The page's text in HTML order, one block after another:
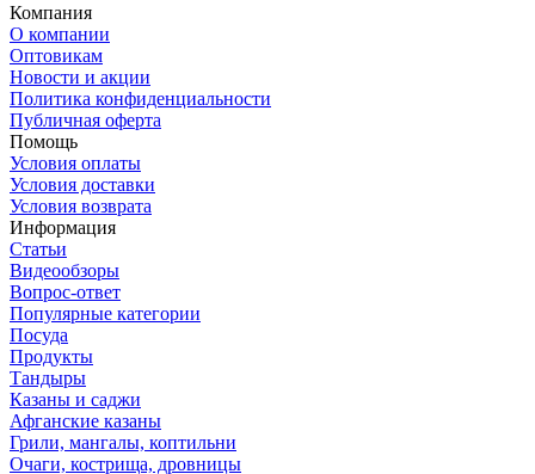
Компания
О компании
Оптовикам
Новости и акции
Политика конфиденциальности
Публичная оферта
Помощь
Условия оплаты
Условия доставки
Условия возврата
Информация
Статьи
Видеообзоры
Вопрос-ответ
Популярные категории
Посуда
Продукты
Тандыры
Казаны и саджи
Афганские казаны
Грили, мангалы, коптильни
Очаги, кострища, дровницы